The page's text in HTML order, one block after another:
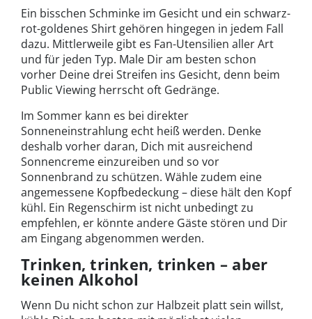
Ein bisschen Schminke im Gesicht und ein schwarz-
rot-goldenes Shirt gehören hingegen in jedem Fall
dazu. Mittlerweile gibt es Fan-Utensilien aller Art
und für jeden Typ. Male Dir am besten schon
vorher Deine drei Streifen ins Gesicht, denn beim
Public Viewing herrscht oft Gedränge.
Im Sommer kann es bei direkter
Sonneneinstrahlung echt heiß werden. Denke
deshalb vorher daran, Dich mit ausreichend
Sonnencreme einzureiben und so vor
Sonnenbrand zu schützen. Wähle zudem eine
angemessene Kopfbedeckung – diese hält den Kopf
kühl. Ein Regenschirm ist nicht unbedingt zu
empfehlen, er könnte andere Gäste stören und Dir
am Eingang abgenommen werden.
Trinken, trinken, trinken – aber
keinen Alkohol
Wenn Du nicht schon zur Halbzeit platt sein willst,